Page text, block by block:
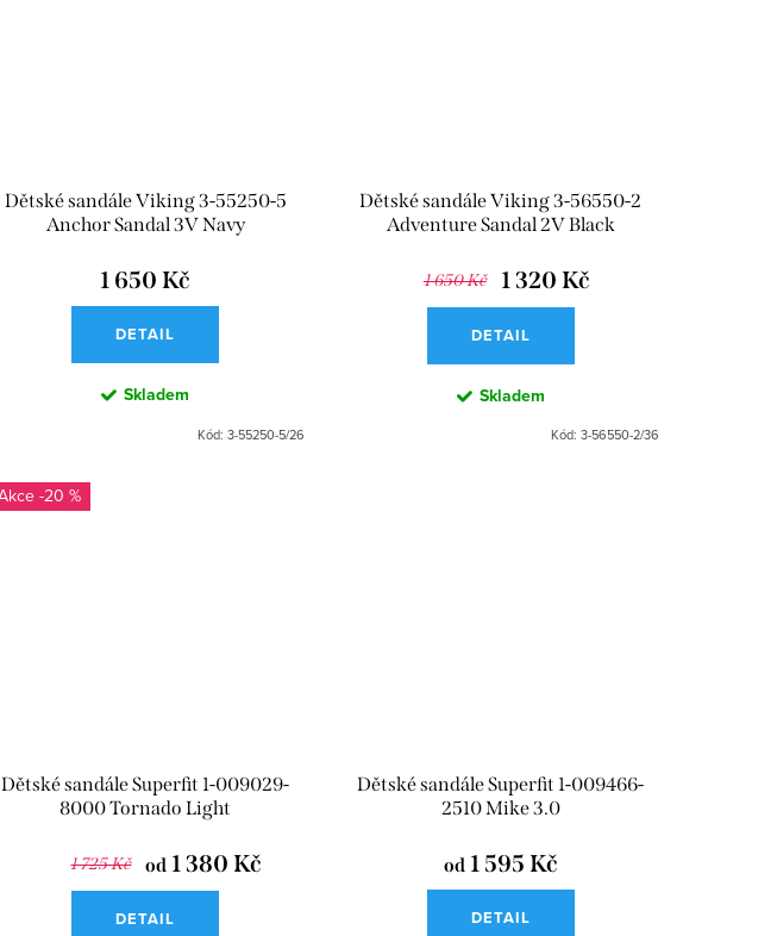
Dětské sandále Viking 3-55250-5
Anchor Sandal 3V Navy
1 650 Kč
DETAIL
Skladem
Kód: 3-55250-5/26
Dětské sandále Viking 3-56550-2
Adventure Sandal 2V Black
1 650 Kč 1 320 Kč
DETAIL
Skladem
Kód: 3-56550-2/36
-20 %
Dětské sandále Superfit 1-009029-
8000 Tornado Light
1 725 Kč od 1 380 Kč
DETAIL
Dětské sandále Superfit 1-009466-
2510 Mike 3.0
od1 595 Kč
DETAIL